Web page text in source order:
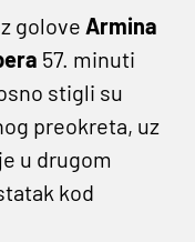
golove Armina
57. minuti
stigli su
preokreta, uz
u drugom
kod